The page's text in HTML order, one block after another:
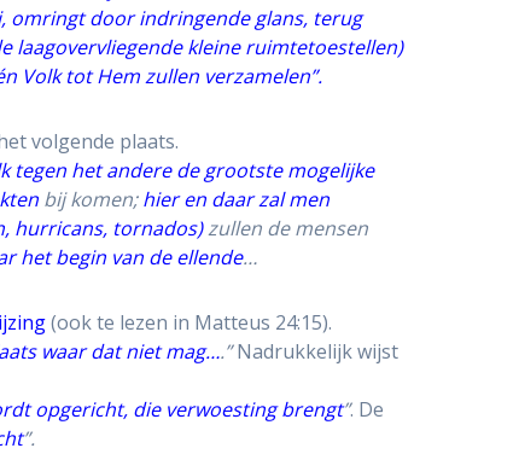
omringt door indringende glans, terug
laagovervliegende kleine ruimtetoestellen)
Volk tot Hem zullen verzamelen”.
volgende plaats.
tegen het andere de grootste mogelijke
bij komen;hier en daar zal men
hurricans, tornados)zullen de mensen
het begin van de ellende…
(ook te lezen in Matteus 24:15).
waar dat niet mag….”Nadrukkelijk wijst
opgericht, die verwoesting brengt”. De
”.